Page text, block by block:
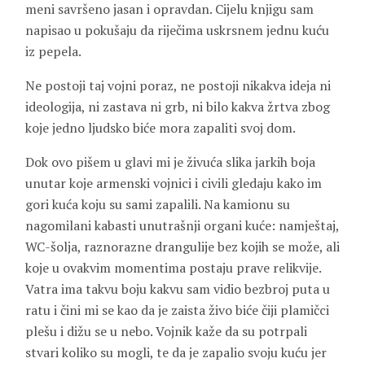
meni savršeno jasan i opravdan. Cijelu knjigu sam
napisao u pokušaju da riječima uskrsnem jednu kuću
iz pepela.
Ne postoji taj vojni poraz, ne postoji nikakva ideja ni
ideologija, ni zastava ni grb, ni bilo kakva žrtva zbog
koje jedno ljudsko biće mora zapaliti svoj dom.
Dok ovo pišem u glavi mi je živuća slika jarkih boja
unutar koje armenski vojnici i civili gledaju kako im
gori kuća koju su sami zapalili. Na kamionu su
nagomilani kabasti unutrašnji organi kuće: namještaj,
WC-šolja, raznorazne drangulije bez kojih se može, ali
koje u ovakvim momentima postaju prave relikvije.
Vatra ima takvu boju kakvu sam vidio bezbroj puta u
ratu i čini mi se kao da je zaista živo biće čiji plamičci
plešu i dižu se u nebo. Vojnik kaže da su potrpali
stvari koliko su mogli, te da je zapalio svoju kuću jer